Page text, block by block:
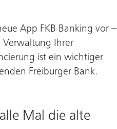
App FKB Banking vor –
Verwaltung Ihrer
ist ein wichtiger
Freiburger Bank.
Mal die alte